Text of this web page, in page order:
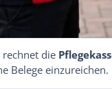
rechnet die
Belege einzureichen.